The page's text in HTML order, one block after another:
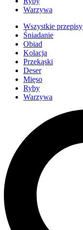
Warzywa
Wszystkie przepisy
Śniadanie
Obiad
Kolacja
Przekąski
Deser
Mięso
Ryby
Warzywa